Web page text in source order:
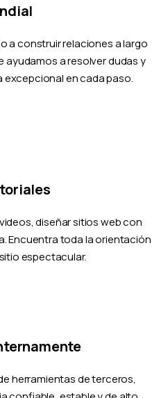
a construir relaciones a largo
ayudamos a resolver dudas y
en cada paso.
diseñar sitios web con
Encuentra toda la orientación
espectacular.
herramientas de terceros,